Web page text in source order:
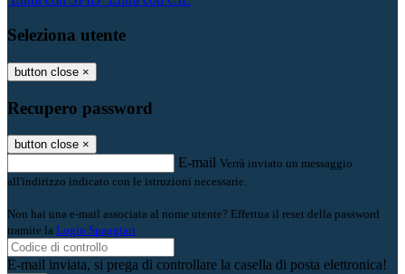
Seleziona utente
button close ×
Recupero password
button close ×
E-mail Verrà inviato un messaggio
all'indirizzo indicato con le istruzioni necessarie.
Non hai una e-mail associata al nome utente? Effettua il reset della password
tramite la Login Spaggiari
E-mail inviata, si prega di controllare la casella di posta elettronica!